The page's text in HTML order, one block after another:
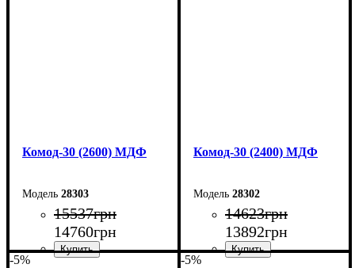
Комод-30 (2600) МДФ
28303
15537грн
14760грн
Комод-30 (2400) МДФ
28302
14623грн
13892грн
-5% -5%